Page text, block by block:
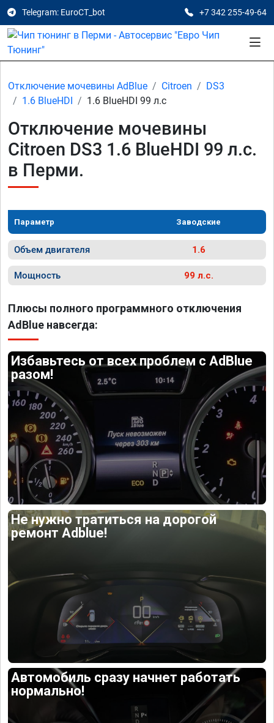
Telegram: EuroCT_bot +7 342 255-49-64
Отключение мочевины AdBlue Citroen
DS3
1.6 BlueHDI
1.6 BlueHDI 99 л.с
Отключение мочевины
Citroen DS3 1.6 BlueHDI 99 л.с.
в Перми.
Параметр Заводские
Объем двигателя 1.6
Мощность 99 л.с.
Плюсы полного программного отключения
AdBlue навсегда:
Избавьтесь от всех проблем с AdBlue
разом!
Не нужно тратиться на дорогой
ремонт Adblue!
Автомобиль сразу начнет работать
нормально!